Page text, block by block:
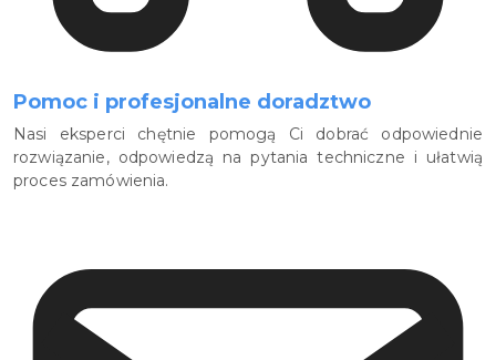
Pomoc i profesjonalne doradztwo
Nasi eksperci chętnie pomogą Ci dobrać odpowiednie
rozwiązanie, odpowiedzą na pytania techniczne i ułatwią
proces zamówienia.